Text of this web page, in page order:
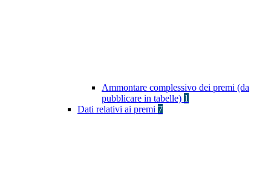
Ammontare complessivo dei premi (da
pubblicare in tabelle) 1
Dati relativi ai premi 7